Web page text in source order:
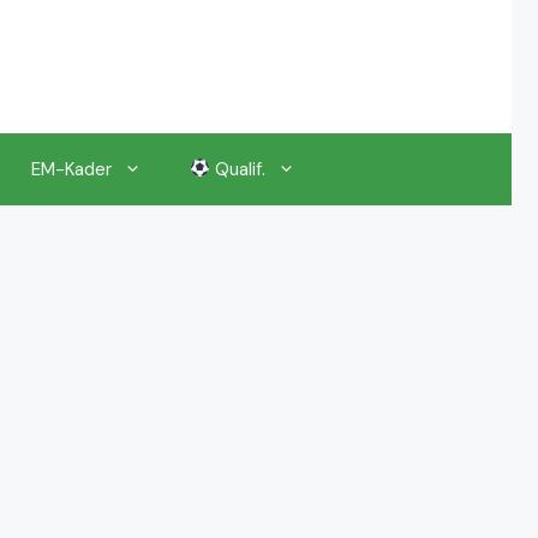
EM-Kader Qualif.